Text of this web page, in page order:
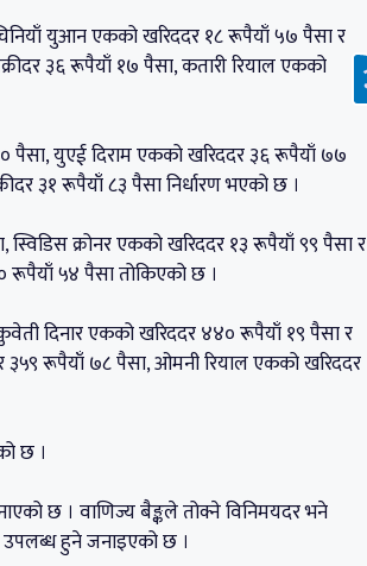
युआन एकको खरिददर १८ रूपैयाँ ५७ पैसा र
३६ रूपैयाँ १७ पैसा, कतारी रियाल एकको
पैसा, युएई दिराम एकको खरिददर ३६ रूपैयाँ ७७
३१ रूपैयाँ ८३ पैसा निर्धारण भएको छ ।
क्रोनर एकको खरिददर १३ रूपैयाँ ९९ पैसा र
रूपैयाँ ५४ पैसा तोकिएको छ ।
दिनार एकको खरिददर ४४० रूपैयाँ १९ पैसा र
३५९ रूपैयाँ ७८ पैसा, ओमनी रियाल एकको खरिददर
छ ।
छ । वाणिज्य बैङ्कले तोक्ने विनिमयदर भने
उपलब्ध हुने जनाइएको छ ।